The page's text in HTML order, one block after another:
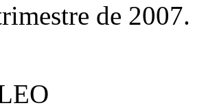
de 2007.